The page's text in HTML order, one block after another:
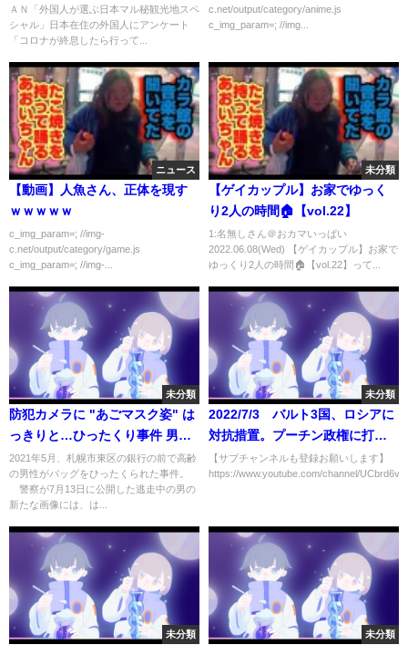
まとめ
ＡＮ「外国人が選ぶ日本マル秘観光地スペ
シャル」日本在住の外国人にアンケート
「コロナが終息したら行って...
c.net/output/category/anime.js
c_img_param=; //img...
ニュース
【動画】人魚さん、正体を現す
ｗｗｗｗｗ
c_img_param=; //img-
c.net/output/category/game.js
c_img_param=; //img-...
未分類
【ゲイカップル】お家でゆっく
り2人の時間🏠【vol.22】
1:名無しさん＠おカマいっぱい
2022.06.08(Wed) 【ゲイカップル】お家で
ゆっくり2人の時間🏠【vol.22】って...
未分類
防犯カメラに "あごマスク姿" は
っきりと…ひったくり事件 男の
画像公開 高齢者からバッグ奪い
逃走中 (21/07/13 19:40)
2021年5月、札幌市東区の銀行の前で高齢
の男性がバッグをひったくられた事件。
警察が7月13日に公開した逃走中の男の
新たな画像には、は...
未分類
2022/7/3 バルト3国、ロシアに
対抗措置。プーチン政権に打撃
か。ウ軍がHIMARSで「露軍補給
路」を〇〇する!
【サブチャンネルも登録お願いします】
https://www.youtube.com/channel/
未分類 未分類